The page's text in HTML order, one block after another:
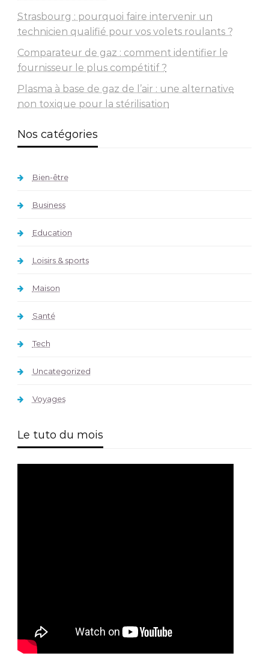
Strasbourg : pourquoi faire intervenir un
technicien qualifié pour vos volets roulants ?
Comparateur de gaz : comment identifier le
fournisseur le plus compétitif ?
Plasma à base de gaz de l’air : une alternative
non toxique pour la stérilisation
Nos catégories
Bien-être
Business
Education
Loisirs & sports
Maison
Santé
Tech
Uncategorized
Voyages
Le tuto du mois